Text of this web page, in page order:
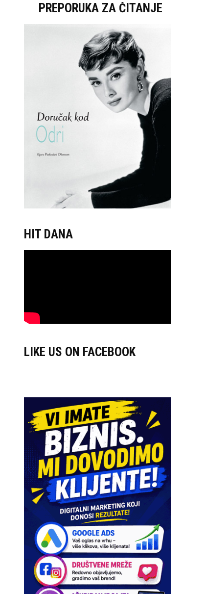
PREPORUKA ZA ČITANJE
HIT DANA
LIKE US ON FACEBOOK